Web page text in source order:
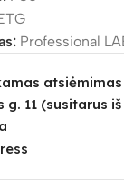
Professional
g. 11 (susitarus